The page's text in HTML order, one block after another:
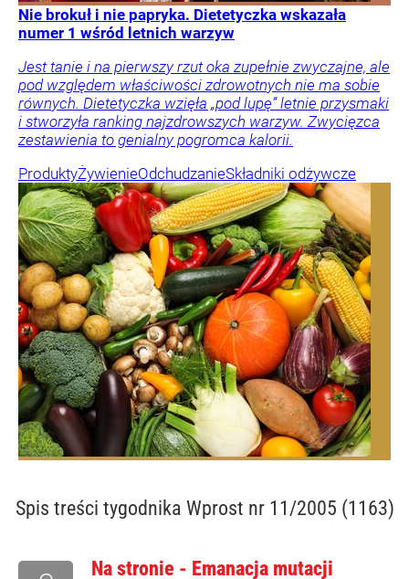
Nie brokuł i nie papryka. Dietetyczka wskazała
numer 1 wśród letnich warzyw
Jest tanie i na pierwszy rzut oka zupełnie zwyczajne, ale
pod względem właściwości zdrowotnych nie ma sobie
równych. Dietetyczka wzięła „pod lupę” letnie przysmaki
i stworzyła ranking najzdrowszych warzyw. Zwycięzca
zestawienia to genialny pogromca kalorii.
ProduktyŻywienieOdchudzanieSkładniki odżywcze
Spis treści tygodnika Wprost nr 11/2005 (1163)
Na stronie - Emanacja mutacji